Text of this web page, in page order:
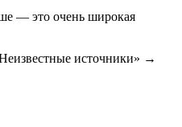
— это очень широкая
источники» →